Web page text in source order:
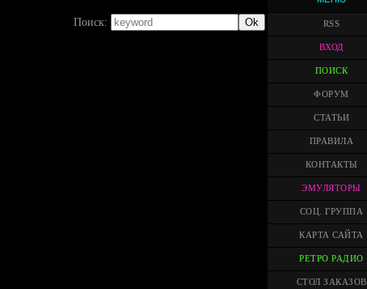
Поиск: RSS
ВХОД
ПОИСК
ФОРУМ
СТАТЬИ
ПРАВИЛА
КОНТАКТЫ
ЭМУЛЯТОРЫ
СОЦ. ГРУППА
КАРТА САЙТА
РЕТРО РАДИО
СТОЛ ЗАКАЗОВ